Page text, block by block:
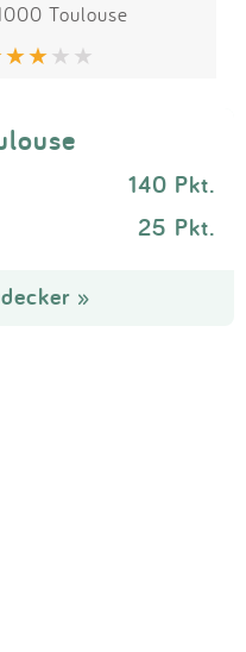
Toulouse
140 Pkt.
25 Pkt.
»